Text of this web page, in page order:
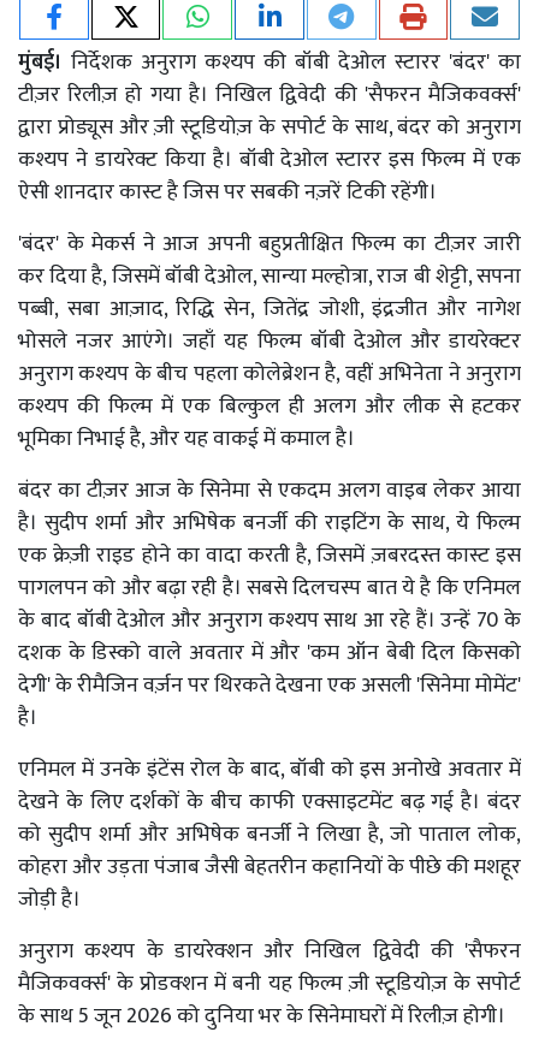
मुंबई। निर्देशक अनुराग कश्यप की बॉबी देओल स्टारर 'बंदर' का
टीज़र रिलीज़ हो गया है। निखिल द्विवेदी की 'सैफरन मैजिकवर्क्स'
द्वारा प्रोड्यूस और ज़ी स्टूडियोज़ के सपोर्ट के साथ, बंदर को अनुराग
कश्यप ने डायरेक्ट किया है। बॉबी देओल स्टारर इस फिल्म में एक
ऐसी शानदार कास्ट है जिस पर सबकी नज़रें टिकी रहेंगी।
'बंदर' के मेकर्स ने आज अपनी बहुप्रतीक्षित फिल्म का टीज़र जारी
कर दिया है, जिसमें बॉबी देओल, सान्या मल्होत्रा, राज बी शेट्टी, सपना
पब्बी, सबा आज़ाद, रिद्धि सेन, जितेंद्र जोशी, इंद्रजीत और नागेश
भोसले नजर आएंगे। जहाँ यह फिल्म बॉबी देओल और डायरेक्टर
अनुराग कश्यप के बीच पहला कोलेब्रेशन है, वहीं अभिनेता ने अनुराग
कश्यप की फिल्म में एक बिल्कुल ही अलग और लीक से हटकर
भूमिका निभाई है, और यह वाकई में कमाल है।
बंदर का टीज़र आज के सिनेमा से एकदम अलग वाइब लेकर आया
है। सुदीप शर्मा और अभिषेक बनर्जी की राइटिंग के साथ, ये फिल्म
एक क्रेज़ी राइड होने का वादा करती है, जिसमें ज़बरदस्त कास्ट इस
पागलपन को और बढ़ा रही है। सबसे दिलचस्प बात ये है कि एनिमल
के बाद बॉबी देओल और अनुराग कश्यप साथ आ रहे हैं। उन्हें 70 के
दशक के डिस्को वाले अवतार में और 'कम ऑन बेबी दिल किसको
देगी' के रीमैजिन वर्ज़न पर थिरकते देखना एक असली 'सिनेमा मोमेंट'
है।
एनिमल में उनके इंटेंस रोल के बाद, बॉबी को इस अनोखे अवतार में
देखने के लिए दर्शकों के बीच काफी एक्साइटमेंट बढ़ गई है। बंदर
को सुदीप शर्मा और अभिषेक बनर्जी ने लिखा है, जो पाताल लोक,
कोहरा और उड़ता पंजाब जैसी बेहतरीन कहानियों के पीछे की मशहूर
जोड़ी है।
अनुराग कश्यप के डायरेक्शन और निखिल द्विवेदी की 'सैफरन
मैजिकवर्क्स' के प्रोडक्शन में बनी यह फिल्म ज़ी स्टूडियोज़ के सपोर्ट
के साथ 5 जून 2026 को दुनिया भर के सिनेमाघरों में रिलीज़ होगी।